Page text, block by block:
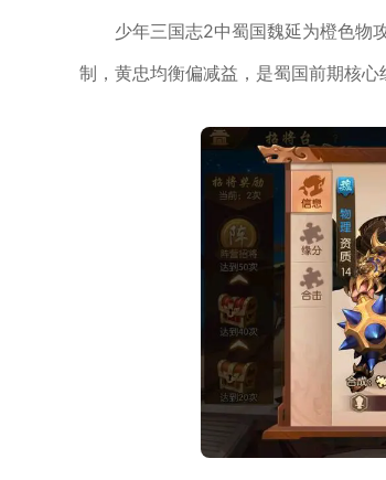
少年三国志2中蜀国魏延为橙色物
制，黄忠均衡偏减益，是蜀国前期核心